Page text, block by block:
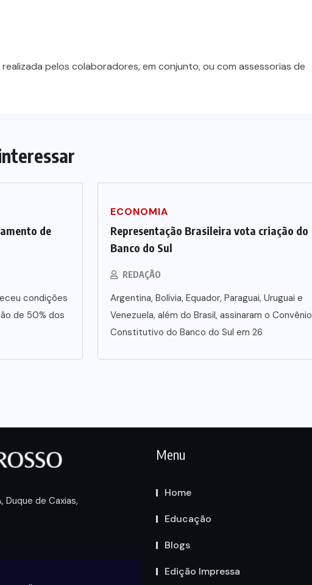
pelos colaboradores, em conjunto, ou com assessorias de
de
condições
de 50% dos
ECONOMIA
Representação Brasileira vota criação do
Banco do Sul
REDAÇÃO
Argentina, Bolívia, Equador, Paraguai, Uruguai e
Venezuela, além do Brasil, assinaram o Convênio
Constitutivo do Banco do Sul em 26
Duque de Caxias,
Menu
Home
Educação
Blogs
Edição Impressa